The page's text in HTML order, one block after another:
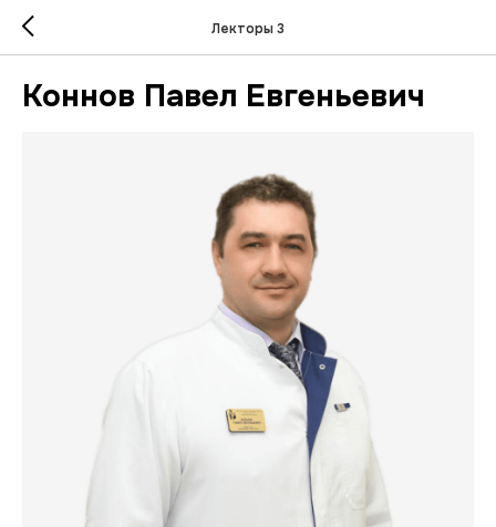
Лекторы 3
Коннов Павел Евгеньевич